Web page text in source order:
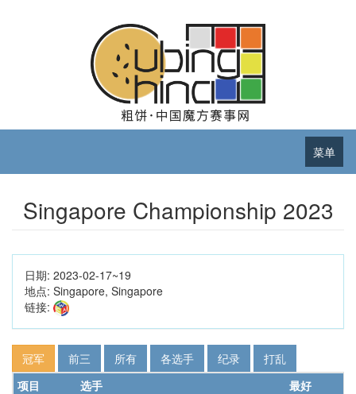
菜单
Singapore Championship 2023
日期: 2023-02-17~19
地点: Singapore, Singapore
链接:
冠军 前三 所有 各选手 纪录
打乱
项目
选手 最好